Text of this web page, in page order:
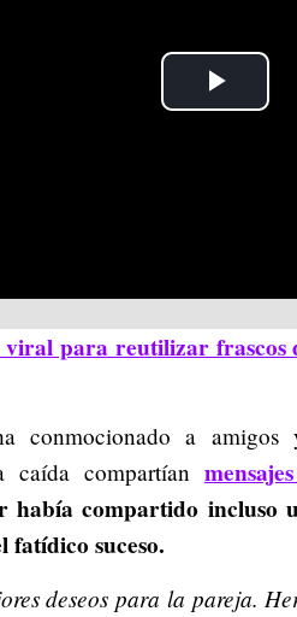
Play
para reutilizar frascos
conmocionado a amigos
caída compartían
había compartido incluso
fatídico suceso.
deseos para la pareja.